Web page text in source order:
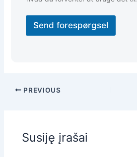
Send forespørgsel
PREVIOUS
Susiję įrašai